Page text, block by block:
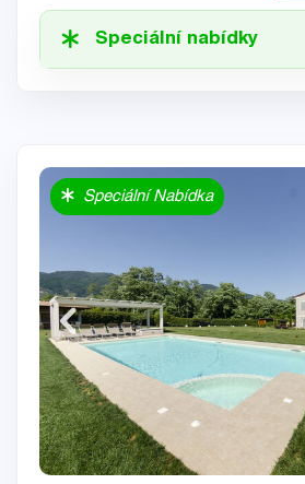
Speciální nabídky
Speciální Nabídka